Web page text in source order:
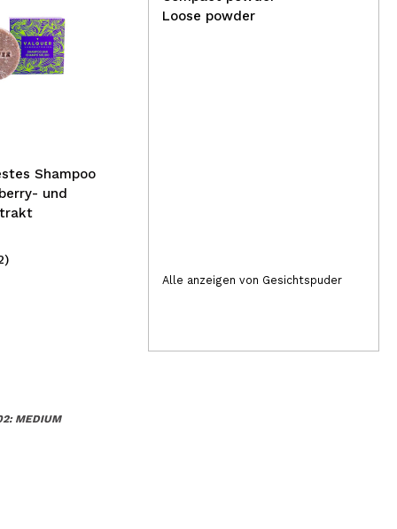
Shampoo
und
51,00€
Loose powder
Alle anzeigen von Gesichtspuder
MEDIUM